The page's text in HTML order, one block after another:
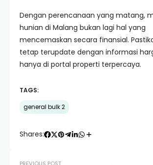
Dengan perencanaan yang matang,
hunian di Malang bukan lagi hal yang
mencemaskan secara finansial.
tetap terupdate dengan informasi
hanya di portal properti terpercaya.
TAGS:
general bulk 2
Shares: